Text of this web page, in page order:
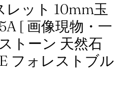
レット 10mm玉
[ 画像現物・一
トーン 天然石
フォレストブル